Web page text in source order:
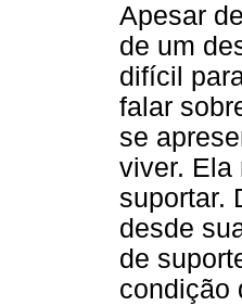
Apesar
de um
difícil
falar
se
viver. Ela
suportar.
desde
de
condição